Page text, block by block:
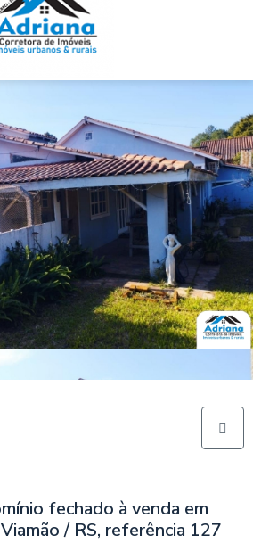
fechado à venda em
/ RS, referência 127